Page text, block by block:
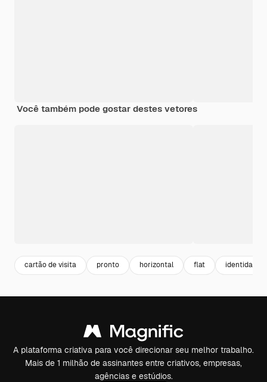
Você também pode gostar destes vetores
cartão de visita pronto horizontal flat identidade
A plataforma criativa para você direcionar seu melhor trabalho.
Mais de 1 milhão de assinantes entre criativos, empresas,
agências e estúdios.